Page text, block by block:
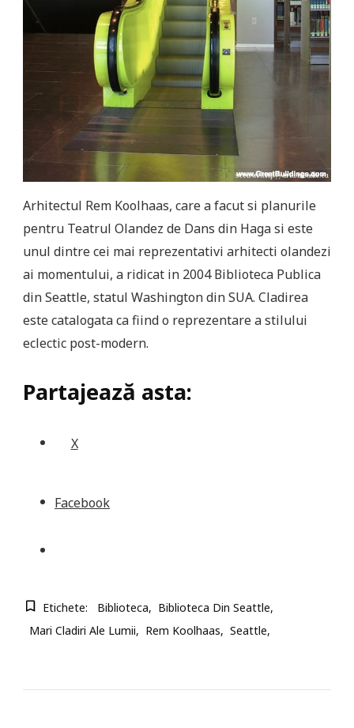
Arhitectul Rem Koolhaas, care a facut si planurile
pentru Teatrul Olandez de Dans din Haga si este
unul dintre cei mai reprezentativi arhitecti olandezi
ai momentului, a ridicat in 2004 Biblioteca Publica
din Seattle, statul Washington din SUA. Cladirea
este catalogata ca fiind o reprezentare a stilului
eclectic post-modern.
Partajează asta:
X
Facebook
Etichete: Biblioteca
Biblioteca Din Seattle
Mari Cladiri Ale Lumii
Rem Koolhaas Seattle